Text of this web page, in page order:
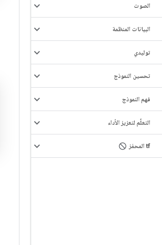
الصوت
البيانات المنظمة
توليدي
تحسين النموذج
فهم النموذج
التعلّم لتعزيز الأداء
tf المحفز